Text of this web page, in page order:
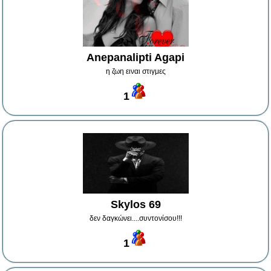
Anepanalipti Agapi
η ζωη ειναι στιγμες
1
Skylos 69
δεν δαγκώνει....συντονίσου!!!
1